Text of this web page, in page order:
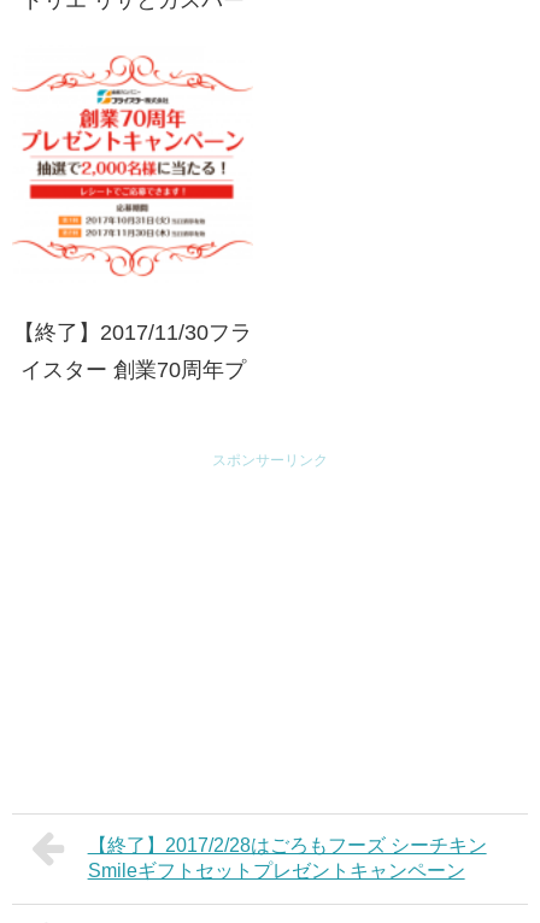
グッズプレゼント
【終了】2017/11/30フラ
イスター 創業70周年プ
スポンサーリンク
【終了】2017/2/28はごろもフーズ シーチキン
Smileギフトセットプレゼントキャンペーン